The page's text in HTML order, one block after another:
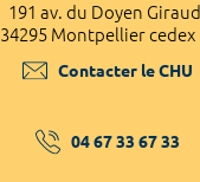
191 av. du Doyen Giraud
34295 Montpellier cedex
Contacter le CHU
04 67 33 67 33